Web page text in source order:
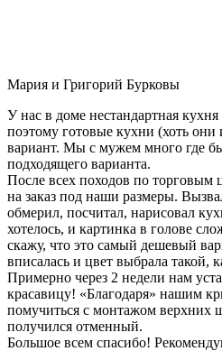
Мария и Григорий Бурковы
У нас в доме нестандартная
поэтому готовые кухни (хоть
вариант. Мы с мужем много где
подходящего варианта.
После всех походов по торговым
на заказ под наши размеры.
обмерил, посчитал, нарисовал
хотелось, и картинка в голове
скажу, что это самый дешевый
вписалась и цвет выбрала такой,
Примерно через 2 недели нам
красавицу! «Благодаря» нашим
помучиться с монтажом верхних
получился отменный.
Большое всем спасибо!